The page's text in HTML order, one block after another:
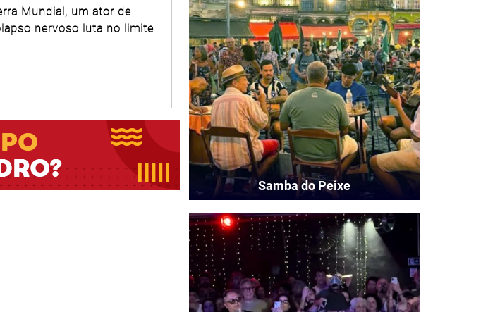
Mundial, um ator de
nervoso luta no limite
Samba do Peixe